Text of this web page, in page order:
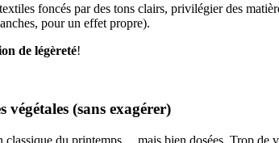
foncés par des tons clairs, privilégier des
pour un effet propre).
de légèreté!
végétales (sans exagérer)
classique du printemps… mais bien dosées. Trop de